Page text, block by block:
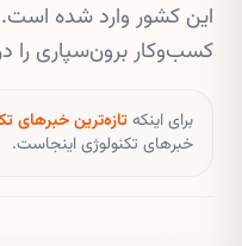
این کشور وارد شده
کسب‌وکار برون‌سپاری را
برای اینکهتازه‌ترین خبرهای
خبرهای تکنولوژی اینجاست.